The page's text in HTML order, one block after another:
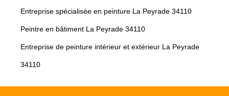
Entreprise spécialisée en peinture La Peyrade 34110
Peintre en bâtiment La Peyrade 34110
Entreprise de peinture intérieur et extérieur La Peyrade
34110